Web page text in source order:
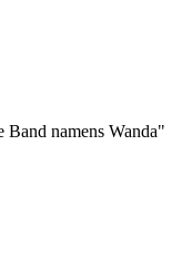
namens Wanda"